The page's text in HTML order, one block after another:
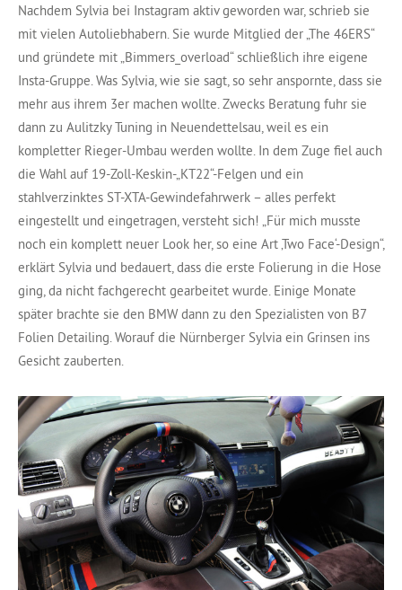
Nachdem Sylvia bei Instagram aktiv geworden war, schrieb sie
mit vielen Autoliebhabern. Sie wurde Mitglied der „The 46ERS“
und gründete mit „Bimmers_overload“ schließlich ihre eigene
Insta-Gruppe. Was Sylvia, wie sie sagt, so sehr anspornte, dass sie
mehr aus ihrem 3er machen wollte. Zwecks Beratung fuhr sie
dann zu Aulitzky Tuning in Neuendettelsau, weil es ein
kompletter Rieger-Umbau werden wollte. In dem Zuge fiel auch
die Wahl auf 19-Zoll-Keskin-„KT22“-Felgen und ein
stahlverzinktes ST-XTA-Gewindefahrwerk – alles perfekt
eingestellt und eingetragen, versteht sich! „Für mich musste
noch ein komplett neuer Look her, so eine Art ‚Two Face‘-Design“,
erklärt Sylvia und bedauert, dass die erste Folierung in die Hose
ging, da nicht fachgerecht gearbeitet wurde. Einige Monate
später brachte sie den BMW dann zu den Spezialisten von B7
Folien Detailing. Worauf die Nürnberger Sylvia ein Grinsen ins
Gesicht zauberten.